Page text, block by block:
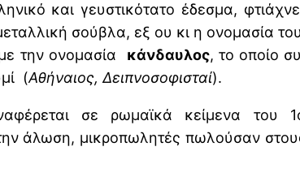
και γευστικότατο έδεσμα,
σούβλα, εξ ου κι η ονομασία
την ονομασία κάνδαυλος, το οποίο
(Αθήναιος, Δειπνοσοφισταί).
σε ρωμαϊκά κείμενα
άλωση, μικροπωλητές πωλούσαν